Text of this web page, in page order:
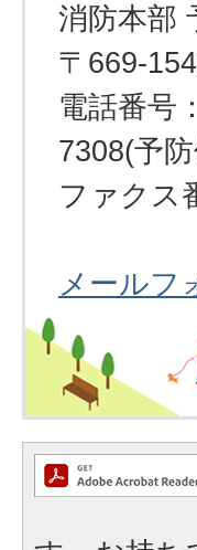
消防本部
〒669-
電話番号
7308(予
ファクス
メールフ